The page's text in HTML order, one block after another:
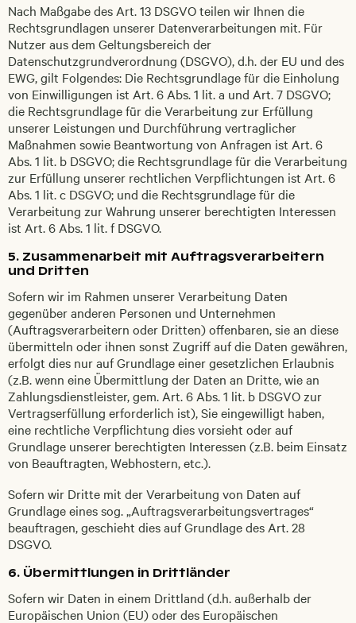
Nach Maßgabe des Art. 13 DSGVO teilen wir Ihnen die
Rechtsgrundlagen unserer Datenverarbeitungen mit. Für
Nutzer aus dem Geltungsbereich der
Datenschutzgrundverordnung (DSGVO), d.h. der EU und des
EWG, gilt Folgendes: Die Rechtsgrundlage für die Einholung
von Einwilligungen ist Art. 6 Abs. 1 lit. a und Art. 7 DSGVO;
die Rechtsgrundlage für die Verarbeitung zur Erfüllung
unserer Leistungen und Durchführung vertraglicher
Maßnahmen sowie Beantwortung von Anfragen ist Art. 6
Abs. 1 lit. b DSGVO; die Rechtsgrundlage für die Verarbeitung
zur Erfüllung unserer rechtlichen Verpflichtungen ist Art. 6
Abs. 1 lit. c DSGVO; und die Rechtsgrundlage für die
Verarbeitung zur Wahrung unserer berechtigten Interessen
ist Art. 6 Abs. 1 lit. f DSGVO.
5. Zusammenarbeit mit Auftragsverarbeitern
und Dritten
Sofern wir im Rahmen unserer Verarbeitung Daten
gegenüber anderen Personen und Unternehmen
(Auftragsverarbeitern oder Dritten) offenbaren, sie an diese
übermitteln oder ihnen sonst Zugriff auf die Daten gewähren,
erfolgt dies nur auf Grundlage einer gesetzlichen Erlaubnis
(z.B. wenn eine Übermittlung der Daten an Dritte, wie an
Zahlungsdienstleister, gem. Art. 6 Abs. 1 lit. b DSGVO zur
Vertragserfüllung erforderlich ist), Sie eingewilligt haben,
eine rechtliche Verpflichtung dies vorsieht oder auf
Grundlage unserer berechtigten Interessen (z.B. beim Einsatz
von Beauftragten, Webhostern, etc.).
Sofern wir Dritte mit der Verarbeitung von Daten auf
Grundlage eines sog. „Auftragsverarbeitungsvertrages“
beauftragen, geschieht dies auf Grundlage des Art. 28
DSGVO.
6. Übermittlungen in Drittländer
Sofern wir Daten in einem Drittland (d.h. außerhalb der
Europäischen Union (EU) oder des Europäischen